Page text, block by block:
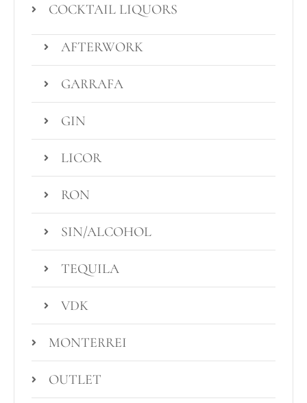
COCKTAIL LIQUORS
AFTERWORK
GARRAFA
GIN
LICOR
RON
SIN/ALCOHOL
TEQUILA
VDK
MONTERREI
OUTLET